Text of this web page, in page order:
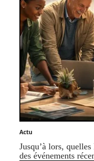
Actu
Jusqu’à lors,
des événements